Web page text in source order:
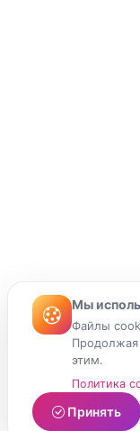
Мы
Файлы
Продолжая
этим.
Политика
Принять